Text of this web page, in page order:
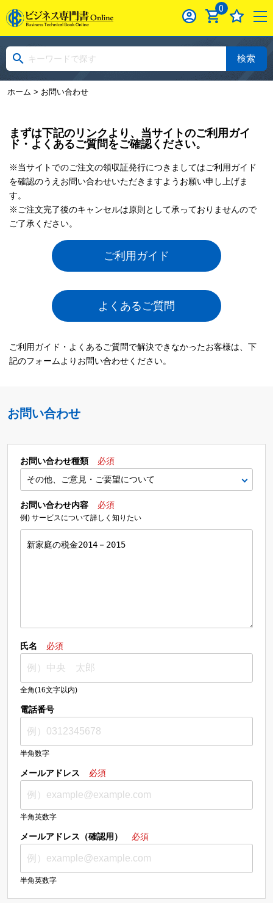
0
検索
ホーム > お問い合わせ
まずは下記のリンクより、当サイトのご利用ガイ
ド・よくあるご質問をご確認ください。
※当サイトでのご注文の領収証発行につきましてはご利用ガイド
を確認のうえお問い合わせいただきますようお願い申し上げま
す。
※ご注文完了後のキャンセルは原則として承っておりませんので
ご了承ください。
ご利用ガイド
よくあるご質問
ご利用ガイド・よくあるご質問で解決できなかったお客様は、下
記のフォームよりお問い合わせください。
お問い合わせ
お問い合わせ種類 必須
お問い合わせ内容 必須
例) サービスについて詳しく知りたい
氏名 必須
全角(16文字以内)
電話番号
半角数字
メールアドレス 必須
半角英数字
メールアドレス（確認用） 必須
半角英数字